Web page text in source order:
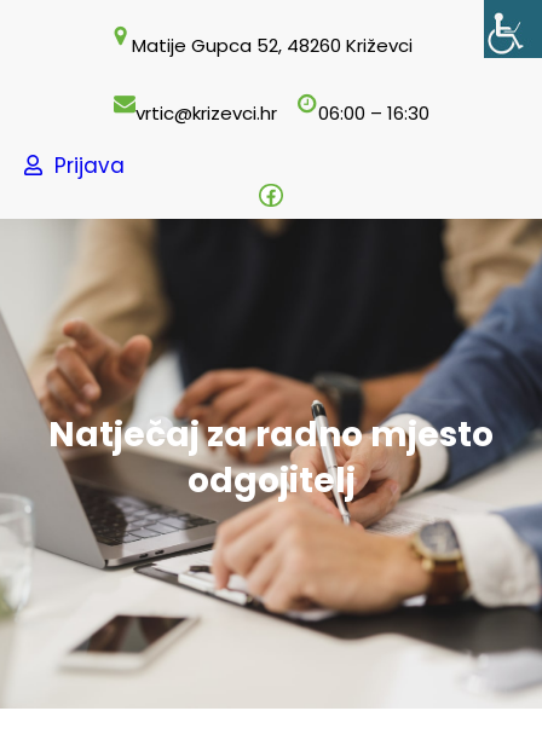
Matije Gupca 52, 48260 Križevci
vrtic@krizevci.hr 06:00 – 16:30
Prijava
Facebook
Natječaj za radno mjesto
odgojitelj